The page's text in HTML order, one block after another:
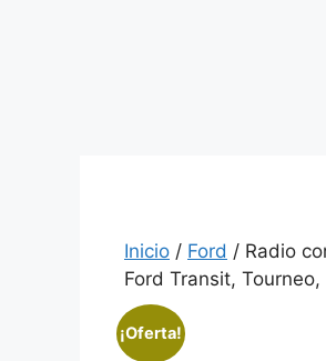
Inicio / Ford / Radio
Ford Transit,
¡Oferta!